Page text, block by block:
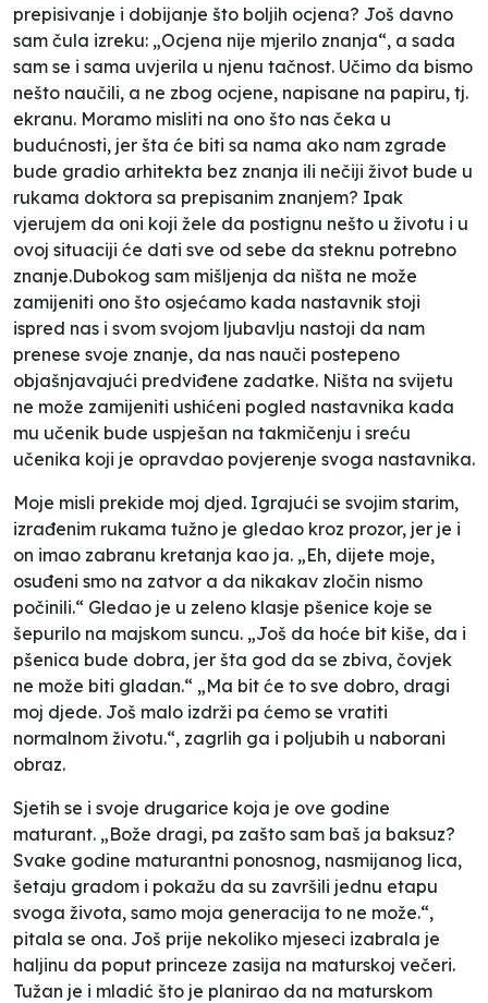
prepisivanje i dobijanje što boljih ocjena? Još davno
sam čula izreku: „Ocjena nije mjerilo znanja“, a sada
sam se i sama uvjerila u njenu tačnost. Učimo da bismo
nešto naučili, a ne zbog ocjene, napisane na papiru, tj.
ekranu. Moramo misliti na ono što nas čeka u
budućnosti, jer šta će biti sa nama ako nam zgrade
bude gradio arhitekta bez znanja ili nečiji život bude u
rukama doktora sa prepisanim znanjem? Ipak
vjerujem da oni koji žele da postignu nešto u životu i u
ovoj situaciji će dati sve od sebe da steknu potrebno
znanje.Dubokog sam mišljenja da ništa ne može
zamijeniti ono što osjećamo kada nastavnik stoji
ispred nas i svom svojom ljubavlju nastoji da nam
prenese svoje znanje, da nas nauči postepeno
objašnjavajući predviđene zadatke. Ništa na svijetu
ne može zamijeniti ushićeni pogled nastavnika kada
mu učenik bude uspješan na takmičenju i sreću
učenika koji je opravdao povjerenje svoga nastavnika.
Moje misli prekide moj djed. Igrajući se svojim starim,
izrađenim rukama tužno je gledao kroz prozor, jer je i
on imao zabranu kretanja kao ja. „Eh, dijete moje,
osuđeni smo na zatvor a da nikakav zločin nismo
počinili.“ Gledao je u zeleno klasje pšenice koje se
šepurilo na majskom suncu. „Još da hoće bit kiše, da i
pšenica bude dobra, jer šta god da se zbiva, čovjek
ne može biti gladan.“ „Ma bit će to sve dobro, dragi
moj djede. Još malo izdrži pa ćemo se vratiti
normalnom životu.“, zagrlih ga i poljubih u naborani
obraz.
Sjetih se i svoje drugarice koja je ove godine
maturant. „Bože dragi, pa zašto sam baš ja baksuz?
Svake godine maturantni ponosnog, nasmijanog lica,
šetaju gradom i pokažu da su završili jednu etapu
svoga života, samo moja generacija to ne može.“,
pitala se ona. Još prije nekoliko mjeseci izabrala je
haljinu da poput princeze zasija na maturskoj večeri.
Tužan je i mladić što je planirao da na maturskom